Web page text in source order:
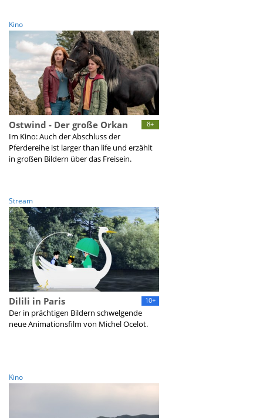
Kino
8+
Ostwind - Der große Orkan
Im Kino: Auch der Abschluss der
Pferdereihe ist larger than life und erzählt
in großen Bildern über das Freisein.
Stream
10+
Dilili in Paris
Der in prächtigen Bildern schwelgende
neue Animationsfilm von Michel Ocelot.
Kino